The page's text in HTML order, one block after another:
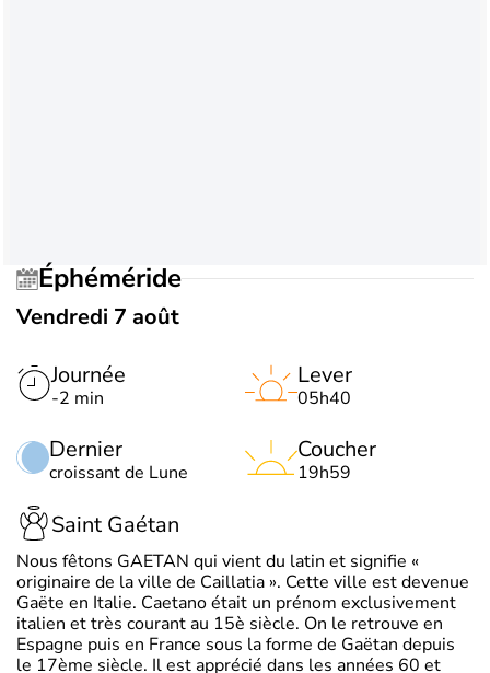
Éphéméride
Vendredi 7 août
Journée
-2 min
Dernier
croissant de Lune
Lever
05h40
Coucher
19h59
Saint Gaétan
Nous fêtons GAETAN qui vient du latin et signifie «
originaire de la ville de Caillatia ». Cette ville est devenue
Gaëte en Italie. Caetano était un prénom exclusivement
italien et très courant au 15è siècle. On le retrouve en
Espagne puis en France sous la forme de Gaëtan depuis
le 17ème siècle. Il est apprécié dans les années 60 et